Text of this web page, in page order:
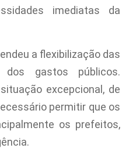
imediatas da
a flexibilização das
gastos públicos.
excepcional, de
permitir que os
os prefeitos,